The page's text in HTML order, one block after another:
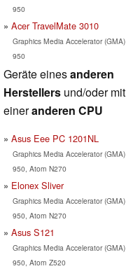
950
Acer TravelMate 3010
Graphics Media Accelerator (GMA)
950
Geräte einesanderen
Herstellers und/oder mit
eineranderen CPU
Asus Eee PC 1201NL
Graphics Media Accelerator (GMA)
950, Atom N270
Elonex Sliver
Graphics Media Accelerator (GMA)
950, Atom N270
Asus S121
Graphics Media Accelerator (GMA)
950, Atom Z520